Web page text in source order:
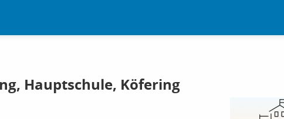
Hauptschule, Köfering